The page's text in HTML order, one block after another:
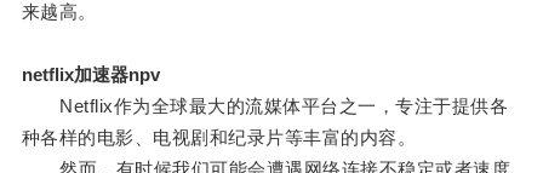
来越高。
netflix加速器npv
Netflix作为全球最大的流媒体平台之一，专注于提供各
种各样的电影、电视剧和纪录片等丰富的内容。